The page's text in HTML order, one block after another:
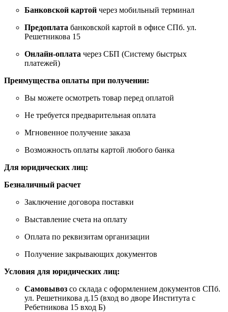
Банковской картой через мобильный терминал
Предоплата банковской картой в офисе СПб. ул.
Решетникова 15
Онлайн-оплата через СБП (Систему быстрых
платежей)
Преимущества оплаты при получении:
Вы можете осмотреть товар перед оплатой
Не требуется предварительная оплата
Мгновенное получение заказа
Возможность оплаты картой любого банка
Для юридических лиц:
Безналичный расчет
Заключение договора поставки
Выставление счета на оплату
Оплата по реквизитам организации
Получение закрывающих документов
Условия для юридических лиц:
Самовывоз со склада с оформлением документов СПб.
ул. Решетникова д.15 (вход во дворе Института с
Ребетникова 15 вход Б)